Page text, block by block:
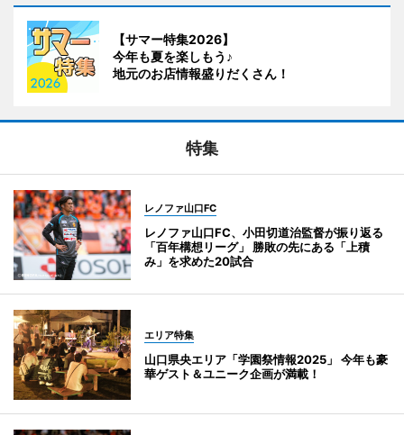
【サマー特集2026】
今年も夏を楽しもう♪
地元のお店情報盛りだくさん！
特集
レノファ山口FC
レノファ山口FC、小田切道治監督が振り返る
「百年構想リーグ」 勝敗の先にある「上積
み」を求めた20試合
エリア特集
山口県央エリア「学園祭情報2025」 今年も豪
華ゲスト＆ユニーク企画が満載！